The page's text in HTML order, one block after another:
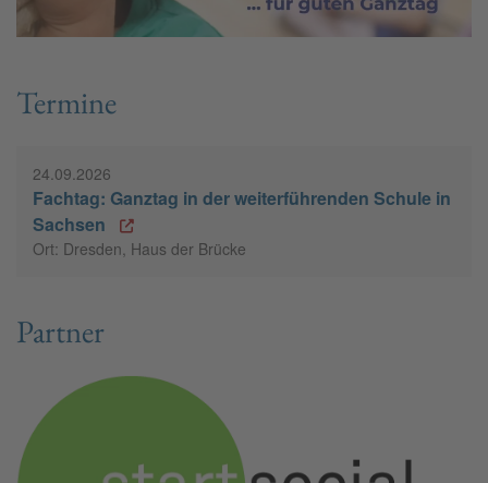
Termine
24.09.2026
Fachtag: Ganztag in der weiterführenden Schule in
Sachsen
Ort: Dresden, Haus der Brücke
Partner